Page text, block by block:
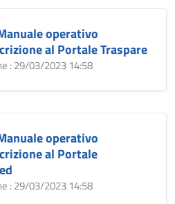
operativo
al Portale Traspare
: 29/03/2023 14:58
operativo
al Portale
: 29/03/2023 14:58